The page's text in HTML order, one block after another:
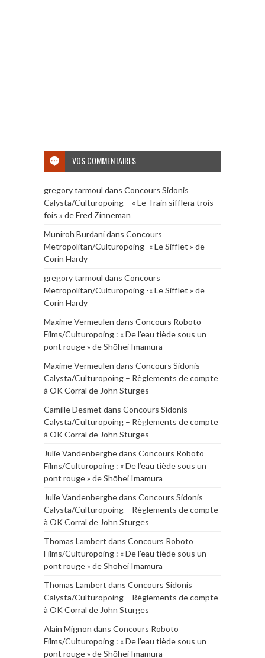
VOS COMMENTAIRES
gregory tarmoul dans Concours Sidonis
Calysta/Culturopoing – « Le Train sifflera trois
fois » de Fred Zinneman
Muniroh Burdanidans Concours
Metropolitan/Culturopoing -« Le Sifflet » de
Corin Hardy
gregory tarmoul dans Concours
Metropolitan/Culturopoing -« Le Sifflet » de
Corin Hardy
Maxime Vermeulen dans Concours Roboto
Films/Culturopoing : « De l’eau tiède sous un
pont rouge » de Shōhei Imamura
Maxime Vermeulen dans Concours Sidonis
Calysta/Culturopoing – Règlements de compte
à OK Corral de John Sturges
Camille Desmet dans Concours Sidonis
Calysta/Culturopoing – Règlements de compte
à OK Corral de John Sturges
Julie Vandenberghedans Concours Roboto
Films/Culturopoing : « De l’eau tiède sous un
pont rouge » de Shōhei Imamura
Julie Vandenberghedans Concours Sidonis
Calysta/Culturopoing – Règlements de compte
à OK Corral de John Sturges
Thomas Lambert dans Concours Roboto
Films/Culturopoing : « De l’eau tiède sous un
pont rouge » de Shōhei Imamura
Thomas Lambert dans Concours Sidonis
Calysta/Culturopoing – Règlements de compte
à OK Corral de John Sturges
Alain Mignon dans Concours Roboto
Films/Culturopoing : « De l’eau tiède sous un
pont rouge » de Shōhei Imamura